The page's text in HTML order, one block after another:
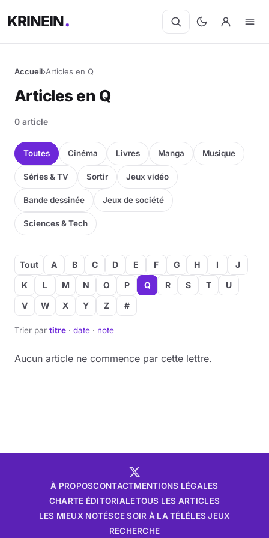
KRINEIN
Cinéma
Séries
Manga
BD
Livres
Jeux vidéo
Jeux de société
Musique
Sciences & Tech
Accueil›Articles en Q
Articles en Q
0 article
Toutes Cinéma Livres Manga Musique
Séries & TV Sortir Jeux vidéo
Bande dessinée Jeux de société
Sciences & Tech
Tout A B C D E F G H I
J
K
L M N O P Q R S T
U
V
W X Y Z #
Trier par titre · date · note
Aucun article ne commence par cette lettre.
À PROPOSCONTACTMENTIONS LÉGALES
CHARTE ÉDITORIALETOUS LES ARTICLES
LES MIEUX NOTÉSCE SOIR À LA TÉLÉLES JEUX
RECHERCHE